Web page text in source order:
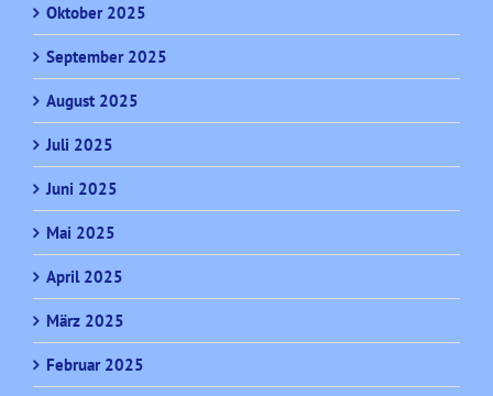
Oktober 2025
September 2025
August 2025
Juli 2025
Juni 2025
Mai 2025
April 2025
März 2025
Februar 2025